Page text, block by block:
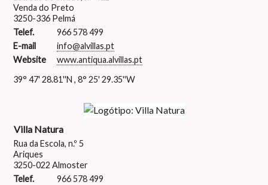
Venda do Preto
3250-336 Pelmá
Telef.
966 578 499
E-mail
info@alvillas.pt
Website
www.antiqua.alvillas.pt
39° 47' 28.81''N , 8° 25' 29.35''W
Villa Natura
Rua da Escola, n.º 5
Ariques
3250-022 Almoster
Telef.
966 578 499